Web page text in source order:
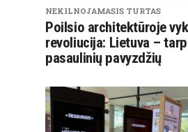
NEKILNOJAMASIS TURTAS
Poilsio architektūroje
revoliucija: Lietuva –
pasaulinių pavyzdžių